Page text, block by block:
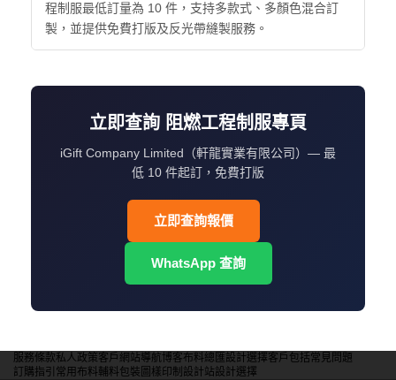
程制服最低訂量為 10 件，支持多款式、多顏色混合訂
製，並提供免費打版及反光帶縫製服務。
立即查詢 阻燃工程制服專頁
iGift Company Limited（軒龍實業有限公司）— 最
低 10 件起訂，免費打版
立即查詢報價
WhatsApp 查詢
服務條款私人政策客戶 網站導航博客布料總匯設計選擇客戶包括常見問題
訂購指引 常用布料輔料包裝 圖樣印制 設計站設計選擇